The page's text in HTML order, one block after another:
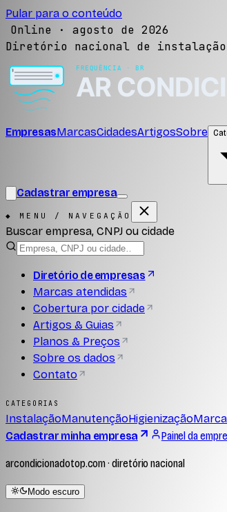
Pular para o conteúdo
Online · agosto de 2026
Diretório nacional de instalação
EmpresasMarcasCidadesArtigosSobre
Cadastrar empresa
◆ MENU / NAVEGAÇÃO
Buscar empresa, CNPJ ou cidade
Diretório de empresas
Marcas atendidas
Cobertura por cidade
Artigos & Guias
Planos & Preços
Sobre os dados
Contato
CATEGORIAS
InstalaçãoManutençãoHigienização
Cadastrar minha empresa
Painel da
arcondicionadotop.com · diretório nacional
Modo escuro